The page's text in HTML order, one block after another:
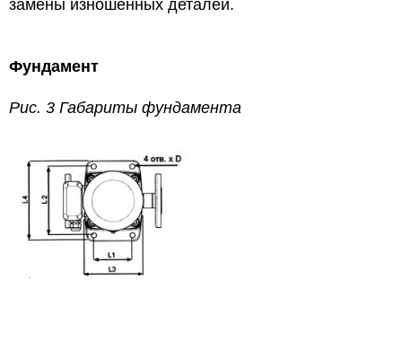
замены изношенных деталей.
Фундамент
Рис. 3 Габариты фундамента